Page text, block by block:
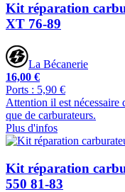
Kit réparation
XT 76-89
La Bécanerie
16,00 €
Ports : 5,90 €
Attention il est nécessaire
que de carburateurs.
Plus d'infos
Kit réparation
550 81-83